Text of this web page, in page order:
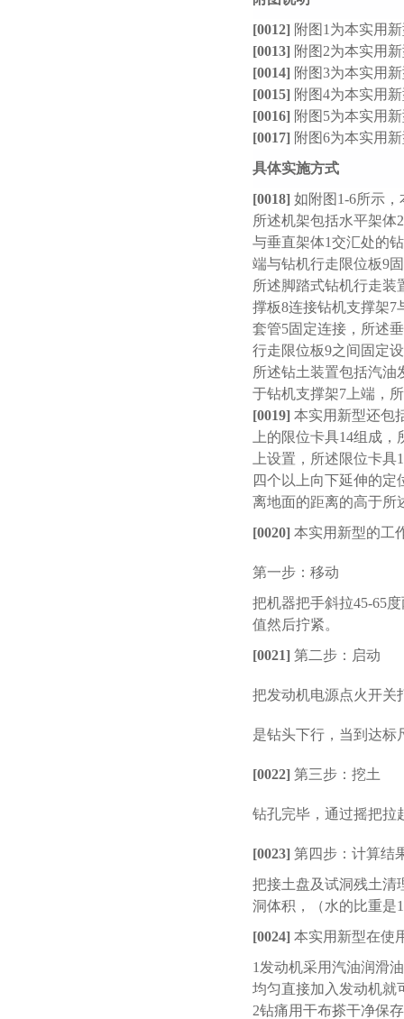
[0012] 附图 1 为本实用
[0013] 附图 2为本实用
[0014] 附图3为本实用
[0015] 附图4为本实用
[0016] 附图 5为本实用
[0017] 附图6为本实用
具体实施方式
[0018] 如附图 1-6所示
所述机架包括水平架体2
与垂直架体1交汇处的
端与钻机行走限位板9
所述脚踏式钻机行走装
撑板8连接钻机支撑架7
套管5固定连接，所述
行走限位板9之间固定
所述钻土装置包括汽油
于钻机支撑架7 上端，
[0019] 本实用新型还包
上的限位卡具14组成，
上设置，所述限位卡具
四个以上向下延伸的定
离地面的距离的高于所
[0020] 本实用新型的工
第一步：移动
把机器把手斜拉45-65
值然后拧紧。
[0021] 第二步：启动
把发动机电源点火开关
是钻头下行，当到达标
[0022] 第三步：挖土
钻孔完毕， 通过摇把拉
[0023] 第四步：计算结
把接土盘及试洞残土清
洞体积，（水的比重是
[0024] 本实用新型在使
1 发动机采用汽油润滑
均匀直接加入发动机就
2钻痛用干布搽干净保